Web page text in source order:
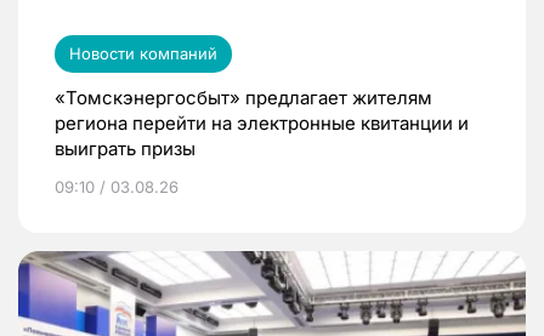
Новости компаний
«Томскэнергосбыт» предлагает жителям
региона перейти на электронные квитанции и
выиграть призы
09:10 / 03.08.26